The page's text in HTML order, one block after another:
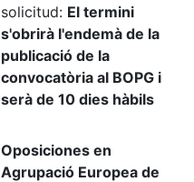
solicitud: El termini
s'obrirà l'endemà de la
publicació de la
convocatòria al BOPG i
serà de 10 dies hàbils
Oposiciones en
Agrupació Europea de